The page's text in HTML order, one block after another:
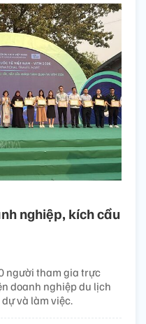
nghiệp, kích cầu
người tham gia trực
doanh nghiệp du lịch
và làm việc.